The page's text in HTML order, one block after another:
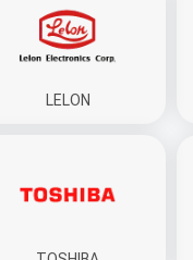
LELON